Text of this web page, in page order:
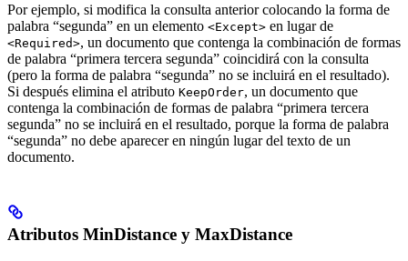
Por ejemplo, si modifica la consulta anterior colocando la forma de
palabra “segunda” en un elemento <Except> en lugar de
<Required>, un documento que contenga la combinación de formas
de palabra “primera tercera segunda” coincidirá con la consulta
(pero la forma de palabra “segunda” no se incluirá en el resultado).
Si después elimina el atributo KeepOrder, un documento que
contenga la combinación de formas de palabra “primera tercera
segunda” no se incluirá en el resultado, porque la forma de palabra
“segunda” no debe aparecer en ningún lugar del texto de un
documento.
Atributos MinDistance y MaxDistance